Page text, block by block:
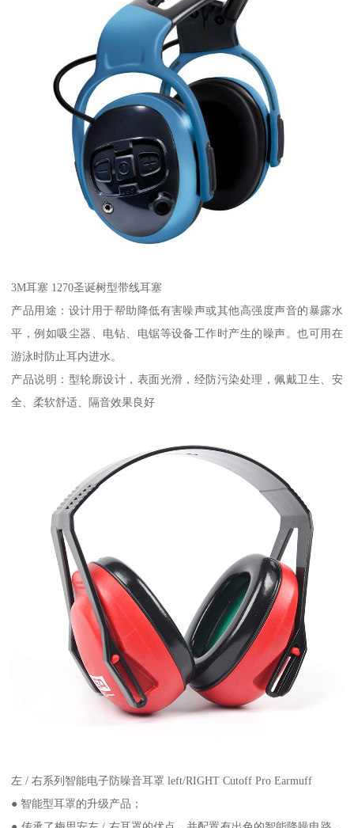
3M耳塞 1270圣诞树型带线耳塞
产品用途：设计用于帮助降低有害噪声或其他高强度声音的暴露水
平，例如吸尘器、电钻、电锯等设备工作时产生的噪声。也可用在
游泳时防止耳内进水。
产品说明：型轮廓设计，表面光滑，经防污染处理，佩戴卫生、安
全、柔软舒适、隔音效果良好
左 / 右系列智能电子防噪音耳罩 left/RIGHT Cutoff Pro Earmuff
● 智能型耳罩的升级产品；